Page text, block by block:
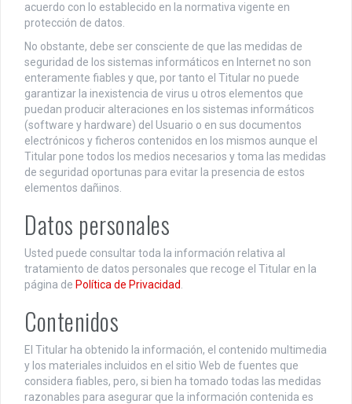
acuerdo con lo establecido en la normativa vigente en
protección de datos.
No obstante, debe ser consciente de que las medidas de
seguridad de los sistemas informáticos en Internet no son
enteramente fiables y que, por tanto el Titular no puede
garantizar la inexistencia de virus u otros elementos que
puedan producir alteraciones en los sistemas informáticos
(software y hardware) del Usuario o en sus documentos
electrónicos y ficheros contenidos en los mismos aunque el
Titular pone todos los medios necesarios y toma las medidas
de seguridad oportunas para evitar la presencia de estos
elementos dañinos.
Datos personales
Usted puede consultar toda la información relativa al
tratamiento de datos personales que recoge el Titular en la
página de Política de Privacidad
Contenidos
El Titular ha obtenido la información, el contenido multimedia
y los materiales incluidos en el sitio Web de fuentes que
considera fiables, pero, si bien ha tomado todas las medidas
razonables para asegurar que la información contenida es